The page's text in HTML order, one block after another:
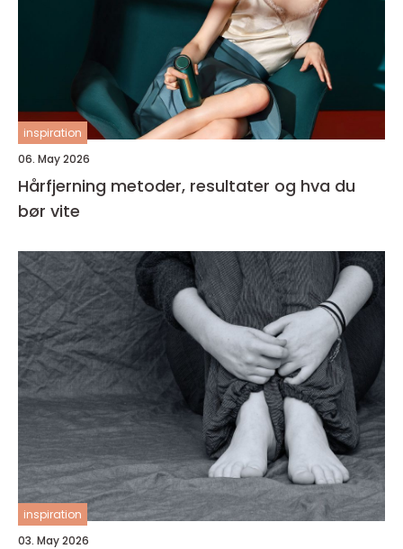
inspiration
06. May 2026
Hårfjerning metoder, resultater og hva du
bør vite
inspiration
03. May 2026